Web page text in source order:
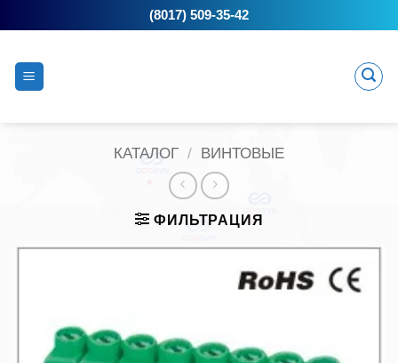
to
(8017) 509-35-42
КАТАЛОГ / ВИНТОВЫЕ
ФИЛЬТРАЦИЯ